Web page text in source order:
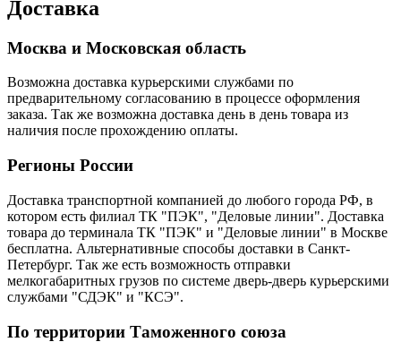
Доставка
Москва и Московская область
Возможна доставка курьерскими службами по
предварительному согласованию в процессе оформления
заказа. Так же возможна доставка день в день товара из
наличия после прохождению оплаты.
Регионы России
Доставка транспортной компанией до любого города РФ, в
котором есть филиал ТК "ПЭК", "Деловые линии". Доставка
товара до терминала ТК "ПЭК" и "Деловые линии" в Москве
бесплатна. Альтернативные способы доставки в Санкт-
Петербург. Так же есть возможность отправки
мелкогабаритных грузов по системе дверь-дверь курьерскими
службами "СДЭК" и "КСЭ".
По территории Таможенного союза